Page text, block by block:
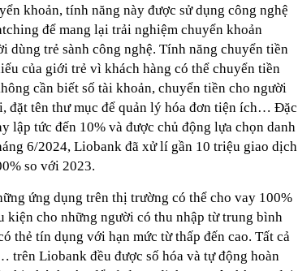
khoản, tính năng này được sử dụng công nghệ
để mang lại trải nghiệm chuyển khoản
dùng trẻ sành công nghệ. Tính năng chuyển tiền
của giới trẻ vì khách hàng có thể chuyển tiền
cần biết số tài khoản, chuyển tiền cho người
đặt tên thư mục để quản lý hóa đơn tiện ích… Đặc
lập tức đến 10% và được chủ động lựa chọn danh
6/2024, Liobank đã xử lí gần 10 triệu giao dịch
so với 2023.
ứng dụng trên thị trường có thể cho vay 100%
kiện cho những người có thu nhập từ trung bình
thẻ tín dụng với hạn mức từ thấp đến cao. Tất cả
trên Liobank đều được số hóa và tự động hoàn